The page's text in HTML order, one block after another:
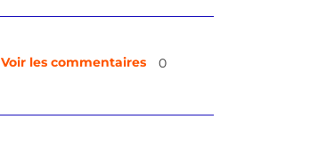
Voir les commentaires 0